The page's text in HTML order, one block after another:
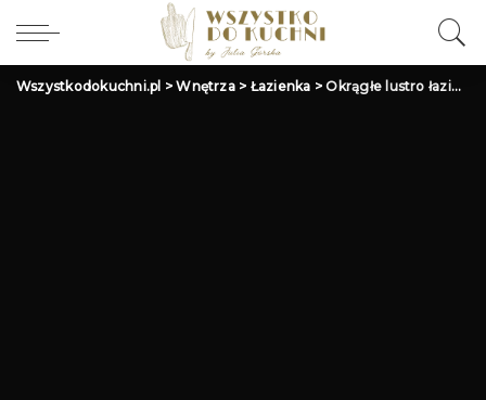
Wszystkodokuchni.pl >Wnętrza> Łazienka >Okrągłe lustro łazienkowe z kamienną ramą dekoracyjną